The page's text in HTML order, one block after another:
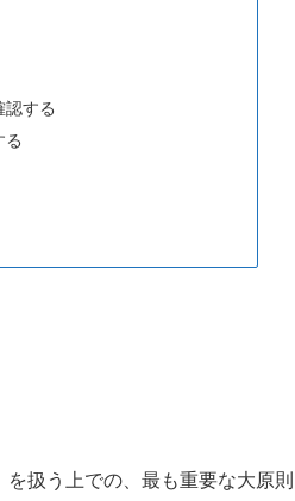
認する
る
扱う上での、最も重要な大原則